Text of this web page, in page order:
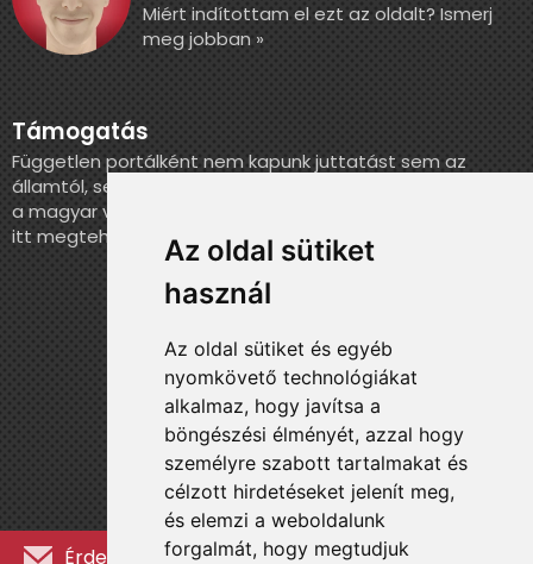
Az oldal sütiket
használ
Az oldal sütiket és egyéb
nyomkövető technológiákat
alkalmaz, hogy javítsa a
böngészési élményét, azzal hogy
személyre szabott tartalmakat és
célzott hirdetéseket jelenít meg,
és elemzi a weboldalunk
forgalmát, hogy megtudjuk
Miért indítottam el ezt az oldalt? Ismerj
meg jobban »
Támogatás
Független portálként nem kapunk juttatást sem az
államtól, sem más szervezettől. Ha szeretnél segíteni
a magyar válogatott történelmének feldolgozásában,
itt megteheted.
Érdekességekért, kulisszatitkokért és